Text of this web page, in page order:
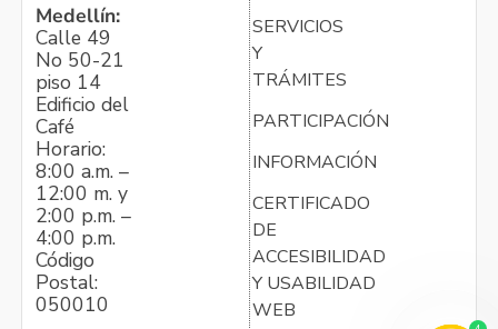
Medellín:
Calle 49
No 50-21
piso 14
Edificio del
Café
Horario:
8:00 a.m. –
12:00 m. y
2:00 p.m. –
4:00 p.m.
Código
Postal:
050010
SERVICIOS
Y
TRÁMITES
PARTICIPACIÓN
INFORMACIÓN
CERTIFICADO
DE
ACCESIBILIDAD
Y USABILIDAD
WEB